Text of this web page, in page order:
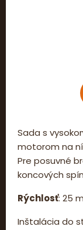
Sada s
motorom na
Pre posuvné
koncových
Rýchlosť: 25
Inštalácia do